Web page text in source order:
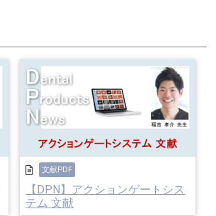
文献PDF
【DPN】アクションゲートシス
テム 文献